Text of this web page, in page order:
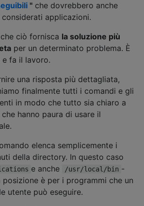
" che dovrebbero anche
considerati applicazioni.
ciò fornisca la soluzione più
per un determinato problema. È
e fa il lavoro.
una risposta più dettagliata,
finalmente tutti i comandi e gli
in modo che tutto sia chiaro a
hanno paura di usare il
elenca semplicemente i
della directory. In questo caso
e anche /usr/local/bin -
posizione è per i programmi che un
utente può eseguire.